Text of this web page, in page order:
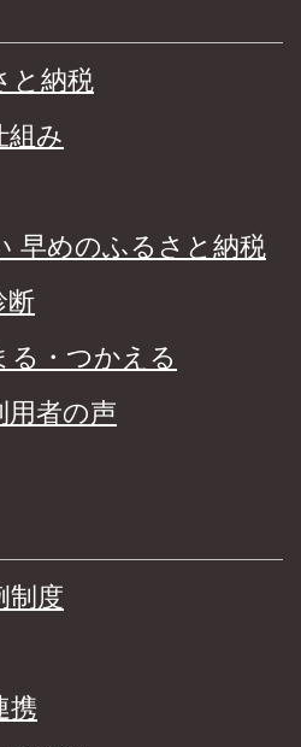
と納税
組み
早めのふるさと納税
断
る・つかえる
用者の声
制度
携